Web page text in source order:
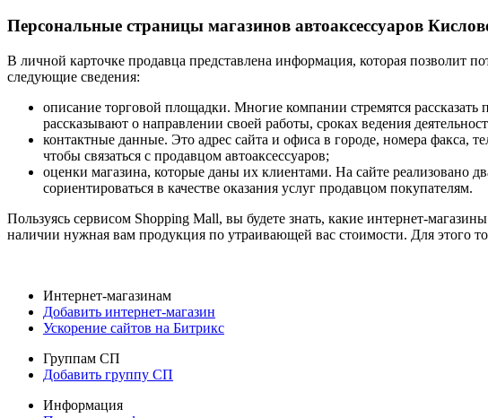
Персональные страницы магазинов автоаксессуаров
В личной карточке продавца представлена информация, которая позволит
следующие сведения:
описание торговой площадки. Многие компании стремятся
рассказывают о направлении своей работы, сроках ведения
контактные данные. Это адрес сайта и офиса в городе, номера факса,
чтобы связаться с продавцом автоаксессуаров;
оценки магазина, которые даны их клиентами. На сайте реализовано
сориентироваться в качестве оказания услуг продавцом покупателям.
Пользуясь сервисом Shopping Mall, вы будете знать, какие интернет-
наличии нужная вам продукция по утраивающей вас стоимости. Для этого
Интернет-магазинам
Добавить интернет-магазин
Ускорение сайтов на Битрикс
Группам СП
Добавить группу СП
Информация